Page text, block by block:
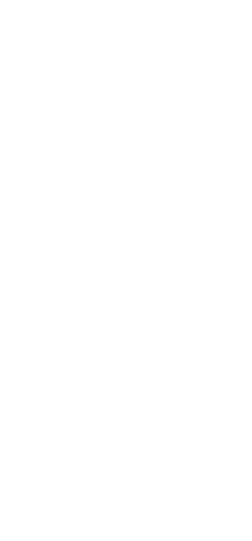
a vířivkou, balkon nebo terasa.
vany/sprchy, terasa s privátním
Fi, minibar, luxusní koupelna se
pro trénink a wellness
Snídaně jsou obvykle
restaurací a barů podle